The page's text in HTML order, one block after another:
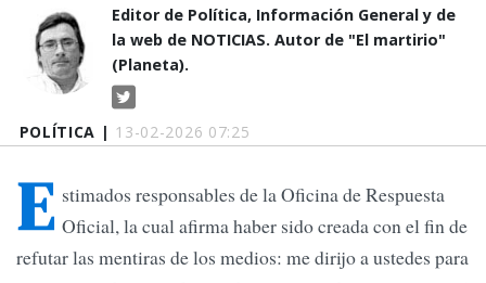
POLÍTICA | 13-02-2026 07:25
Editor de Política, Información General y de
la web de NOTICIAS. Autor de "El martirio"
(Planeta).
E stimados responsables de la Oficina de Respuesta
Oficial, la cual afirma haber sido creada con el fin de
refutar las mentiras de los medios: me dirijo a ustedes para